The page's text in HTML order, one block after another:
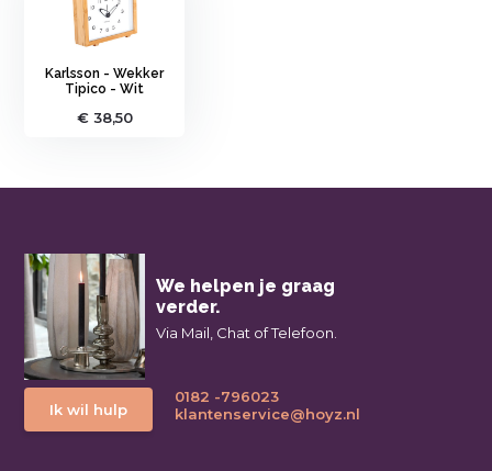
Karlsson - Wekker
Tipico - Wit
€ 38,50
We helpen je graag
verder.
Via Mail, Chat of Telefoon.
Ik wil hulp
0182 -796023
klantenservice@hoyz.nl